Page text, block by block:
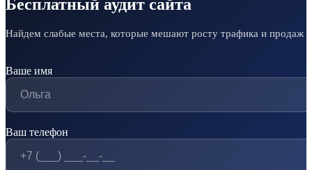
Бесплатный аудит сайта
Найдем слабые места, которые мешают росту трафика и продаж
Ваше имя
Ваш телефон